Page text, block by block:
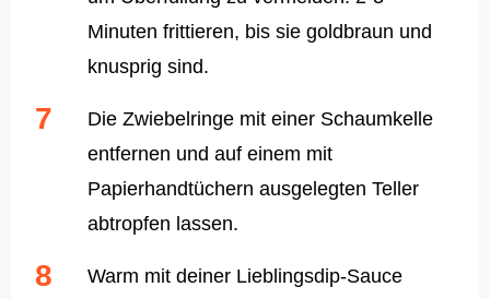
Minuten frittieren, bis sie goldbraun und
knusprig sind.
Die Zwiebelringe mit einer Schaumkelle
entfernen und auf einem mit
Papierhandtüchern ausgelegten Teller
abtropfen lassen.
Warm mit deiner Lieblingsdip-Sauce